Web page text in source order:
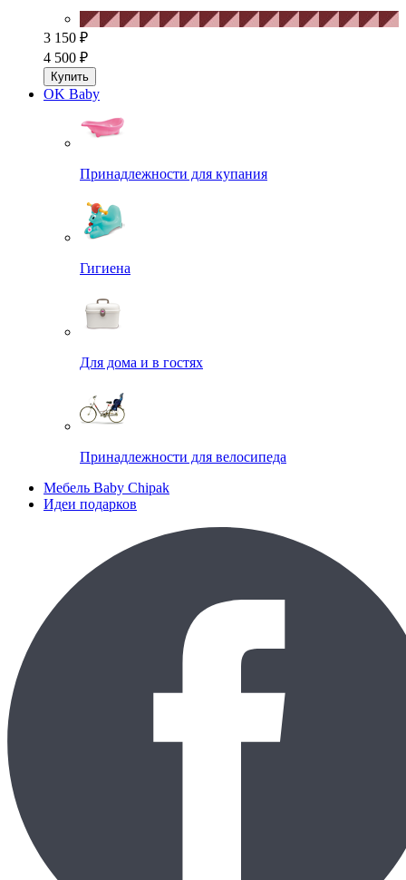
3 150 ₽
4 500 ₽
Купить
OK Baby
Принадлежности для купания
Гигиена
Для дома и в гостях
Принадлежности для велосипеда
Мебель Baby Chipak
Идеи подарков